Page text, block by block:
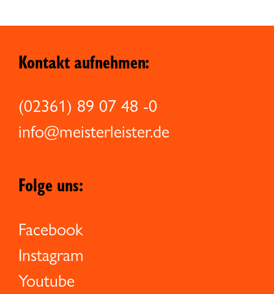
Kontakt aufnehmen:
(02361) 89 07 48 -0
info@meisterleister.de
Folge uns:
Facebook
Instagram
Youtube